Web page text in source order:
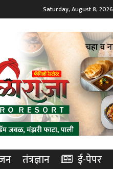
Saturday, August 8, 2026
तंत्रज्ञान ई-पेपर